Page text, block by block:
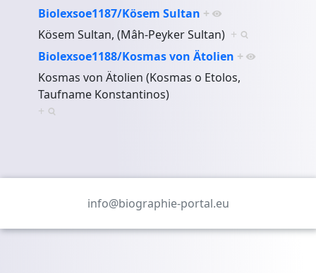
Biolexsoe1187/Kösem Sultan +
Kösem Sultan, (Mâh-Peyker Sultan) +
Biolexsoe1188/Kosmas von Ätolien +
Kosmas von Ätolien (Kosmas o Etolos,
Taufname Konstantinos)
+
info@biographie-portal.eu